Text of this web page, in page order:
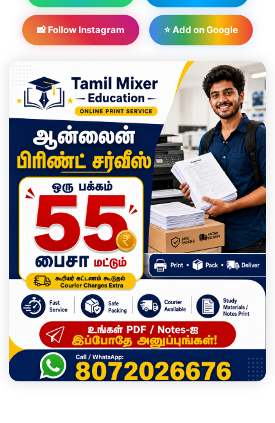
📸 Follow Instagram ⭐ Add on Google